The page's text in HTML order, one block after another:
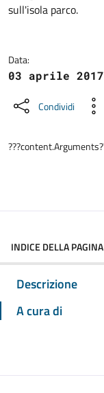
sull'isola parco.
Data:
03 aprile 2017
Condividi
INDICE DELLA PAGINA
Descrizione
A cura di